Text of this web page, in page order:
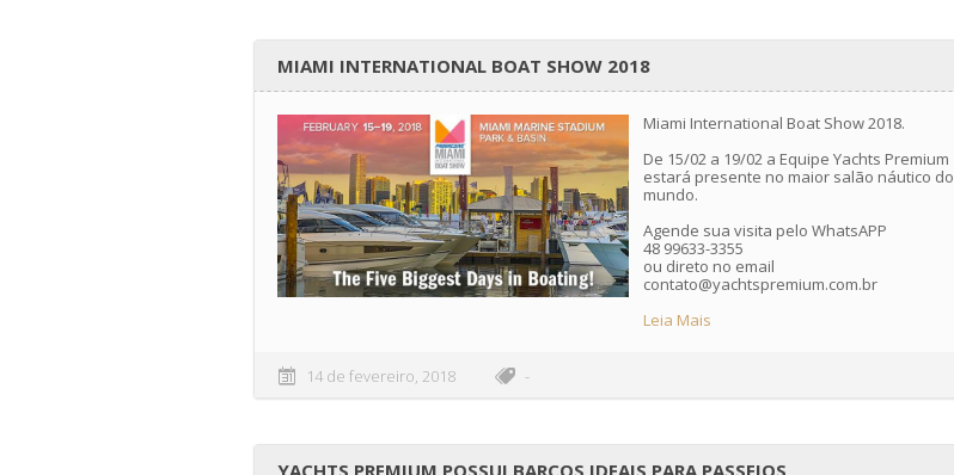
MIAMI INTERNATIONAL BOAT SHOW 2018
Miami International Boat Show 2018.
De 15/02 a 19/02 a Equipe Yachts Premium
estará presente no maior salão náutico do
mundo.
Agende sua visita pelo WhatsAPP
48 99633-3355
ou direto no email
contato@yachtspremium.com.br
Leia Mais
14 de fevereiro, 2018 -
YACHTS PREMIUM POSSUI BARCOS IDEAIS PARA PASSEIOS